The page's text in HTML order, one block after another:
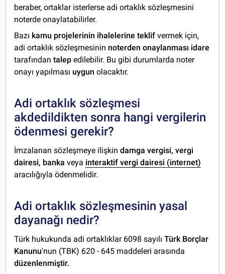
beraber, ortaklar isterlerse adi ortaklık sözleşmesini
noterde onaylatabilirler.
Bazı kamu projelerinin ihalelerine teklif vermek için,
adi ortaklık sözleşmesinin noterden onaylanması idare
tarafındantalep edilebilir. Bu gibi durumlarda noter
onayı yapılması uygun olacaktır.
Adi ortaklık sözleşmesi
akdedildikten sonra hangi vergilerin
ödenmesi gerekir?
İmzalanan sözleşmeye ilişkindamga vergisi, vergi
dairesi, banka veya interaktif vergi dairesi (internet)
aracılığıyla ödenmelidir.
Adi ortaklık sözleşmesinin yasal
dayanağı nedir?
Türk hukukunda adi ortaklıklar 6098 sayılıTürk Borçlar
Kanunu'nun (TBK) 620 - 645 maddeleri arasında
düzenlenmiştir.